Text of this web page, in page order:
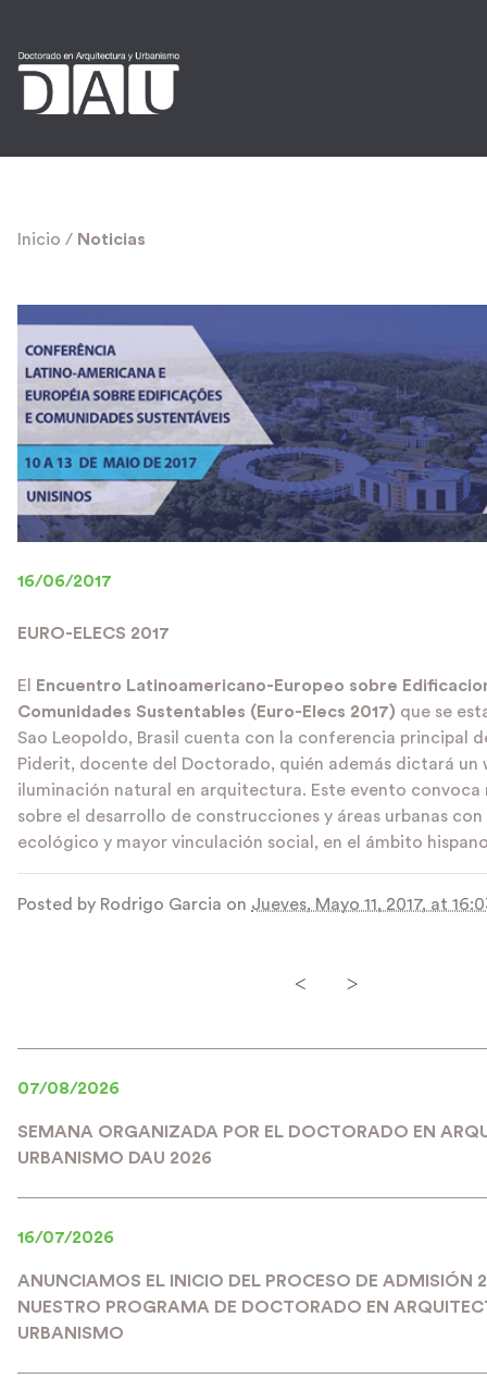
Inicio / Noticias
16/06/2017
EURO-ELECS 2017
El
Encuentro Latinoamericano-Europeo sobre
Comunidades Sustentables (Euro-Elecs 2017) que se
Sao Leopoldo, Brasil cuenta con la conferencia principal
Piderit, docente del Doctorado, quién además dictará un
iluminación natural en arquitectura. Este evento convoca
sobre el desarrollo de construcciones y áreas urbanas
ecológico y mayor vinculación social, en el ámbito
Posted by Rodrigo Garcia on Jueves, Mayo 11, 2017, at
< >
07/08/2026
SEMANA ORGANIZADA POR EL DOCTORADO EN
URBANISMO DAU 2026
16/07/2026
ANUNCIAMOS EL INICIO DEL PROCESO DE ADMISIÓN
NUESTRO PROGRAMA DE DOCTORADO EN
URBANISMO